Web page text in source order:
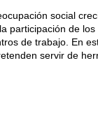
social
participación de los
de trabajo. En
servir de